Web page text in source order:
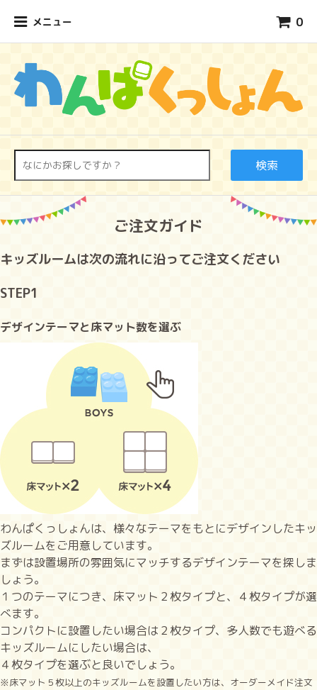
メニュー 0
検索
ご注文ガイド
キッズルームは次の流れに沿ってご注文ください
STEP1
デザインテーマと床マット数を選ぶ
わんぱくっしょんは、様々なテーマをもとにデザインしたキッ
ズルームをご用意しています。
まずは設置場所の雰囲気にマッチするデザインテーマを探しま
しょう。
１つのテーマにつき、床マット２枚タイプと、４枚タイプが選
べます。
コンパクトに設置したい場合は２枚タイプ、多人数でも遊べる
キッズルームにしたい場合は、
４枚タイプを選ぶと良いでしょう。
※床マット５枚以上のキッズルームを設置したい方は、オーダーメイド注文